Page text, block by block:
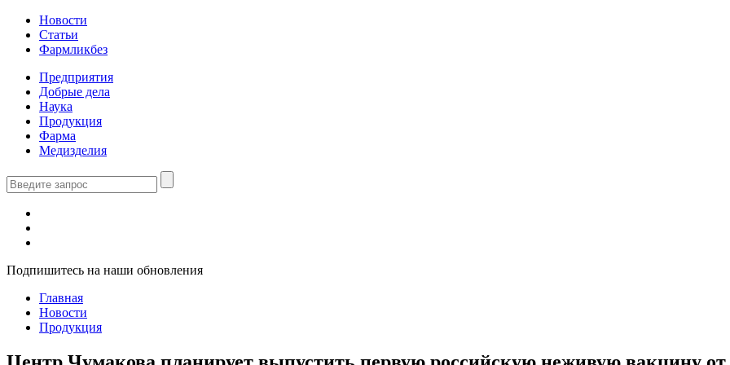
Новости
Статьи
Фармликбез
Предприятия
Добрые дела
Наука
Продукция
Фарма
Медизделия
Подпишитесь на наши обновления
Главная
Новости
Продукция